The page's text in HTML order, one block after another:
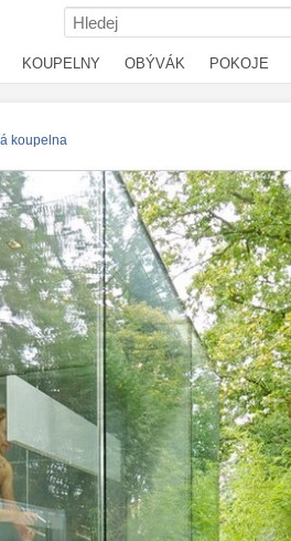
KOUPELNY OBÝVÁK POKOJE
koupelna